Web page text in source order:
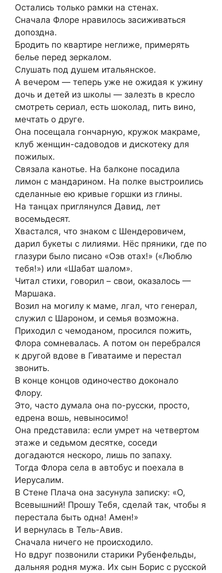
Остались только рамки на стенах.
Сначала Флоре нравилось засиживаться
допоздна.
Бродить по квартире неглиже, примерять
белье перед зеркалом.
Слушать под душем итальянское.
А вечером — теперь уже не ожидая к ужину
дочь и детей из школы — залезть в кресло
смотреть сериал, есть шоколад, пить вино,
мечтать о друге.
Она посещала гончарную, кружок макраме,
клуб женщин-садоводов и дискотеку для
пожилых.
Связала канотье. На балконе посадила
лимон с мандарином. На полке выстроились
сделанные ею кривые горшки из глины.
На танцах приглянулся Давид, лет
восемьдесят.
Хвастался, что знаком с Шендеровичем,
дарил букеты с лилиями. Нёс пряники, где по
глазури было писано «Оэв отах!» («Люблю
тебя!») или «Шабат шалом».
Читал стихи, говорил – свои, оказалось —
Маршака.
Возил на могилу к маме, лгал, что генерал,
служил с Шароном, и семья возможна.
Приходил с чемоданом, просился пожить,
Флора сомневалась. А потом он перебрался
к другой вдове в Гиватаиме и перестал
звонить.
В конце концов одиночество доконало
Флору.
Это, часто думала она по-русски, просто,
едрена вошь, невыносимо!
Она представила: если умрет на четвертом
этаже и седьмом десятке, соседи
догадаются нескоро, лишь по запаху.
Тогда Флора села в автобус и поехала в
Иерусалим.
В Стене Плача она засунула записку: «О,
Всевышний! Прошу Тебя, сделай так, чтобы я
перестала быть одна! Амен!»
И вернулась в Тель-Авив.
Сначала ничего не происходило.
Но вдруг позвонили старики Рубенфельды,
дальняя родня мужа. Их сын Борис с русской